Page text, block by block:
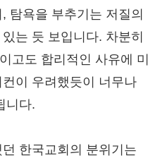
탐욕을 부추기는 저질의
는 듯 보입니다. 차분히
고도 합리적인 사유에 미
이 우려했듯이 너무나
니다.
한국교회의 분위기는